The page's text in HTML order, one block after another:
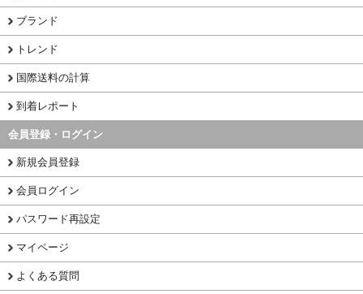
ブランド
トレンド
国際送料の計算
到着レポート
会員登録・ログイン
新規会員登録
会員ログイン
パスワード再設定
マイページ
よくある質問